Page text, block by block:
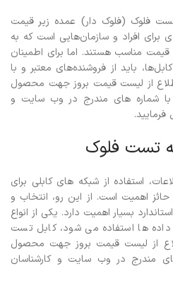
فلوک (فلوک دار) عمده زیر قیمت
برای افراد و سازمان‌هایی است که به
مناسب هستند. اما برای اطمینان
باید از فروشنده‌های معتبر و با
از لیست قیمت بروز جهت محصول
با شماره های مندرج در وب سایت و
تست فلوک
استفاده از شبکه های کابلی برای
حائز اهمیت است. از این رو، انتخاب و
بسیار اهمیت دارد. یکی از انواع
داده ها استفاده می شود، کابل تست
از لیست قیمت بروز جهت محصول
مندرج در وب سایت و کارشناسان